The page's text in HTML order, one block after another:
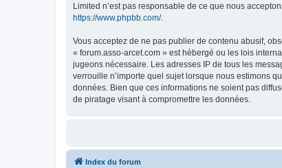
Limited n’est pas responsable de ce que nous
https://www.phpbb.com/.
Vous acceptez de ne pas publier de contenu abusif,
« forum.asso-arcet.com » est hébergé ou les lois
jugeons nécessaire. Les adresses IP de tous les
verrouille n’importe quel sujet lorsque nous estimons
données. Bien que ces informations ne soient pas
de piratage visant à compromettre les données.
Index du forum